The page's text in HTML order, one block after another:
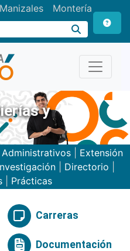
Manizales Montería
y
Administrativos| Extensión
Directorio
Prácticas
Carreras
Documentación